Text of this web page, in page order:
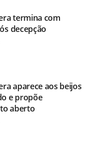
termina com
decepção
aparece aos beijos
e propõe
aberto